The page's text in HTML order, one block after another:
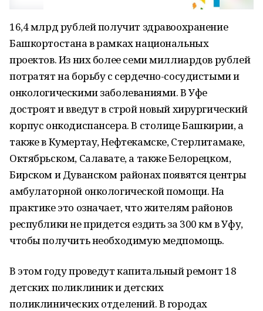
16,4 млрд рублей получит здравоохранение
Башкортостана в рамках национальных
проектов. Из них более семи миллиардов рублей
потратят на борьбу с сердечно-сосудистыми и
онкологическими заболеваниями. В Уфе
достроят и введут в строй новый хирургический
корпус онкодиспансера. В столице Башкирии, а
также в Кумертау, Нефтекамске, Стерлитамаке,
Октябрьском, Салавате, а также Белорецком,
Бирском и Дуванском районах появятся центры
амбулаторной онкологической помощи. На
практике это означает, что жителям районов
республики не придется ездить за 300 км в Уфу,
чтобы получить необходимую медпомощь.
В этом году проведут капитальный ремонт 18
детских поликлиник и детских
поликлинических отделений. В городах